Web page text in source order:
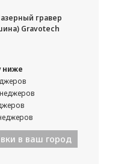
гравер
Gravotech
ниже
в ваш город